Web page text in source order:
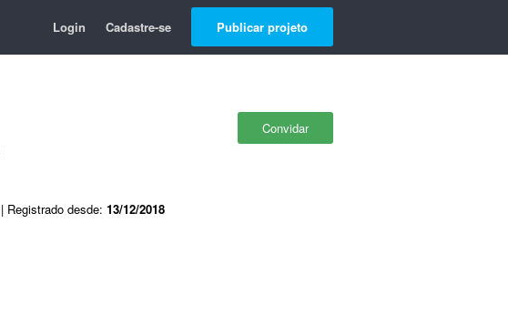
Login Cadastre-se Publicar projeto
Convidar
| Registrado desde: 13/12/2018